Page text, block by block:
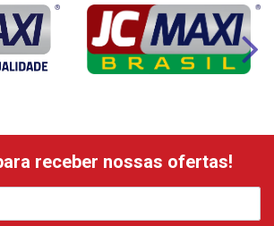
receber nossas ofertas!